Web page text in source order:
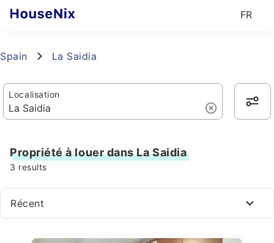
FR
Spain La Saidia
Localisation
Propriété à louer dans La Saidia
3 results
Récent